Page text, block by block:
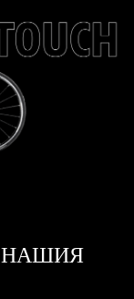
НАШИЯ